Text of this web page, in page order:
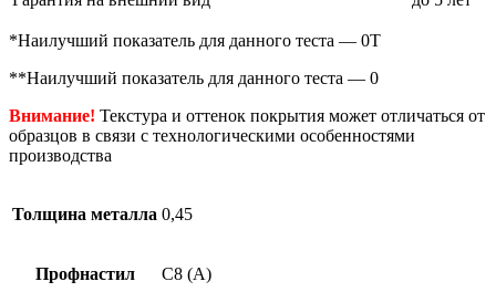
*Наилучший показатель для данного теста — 0Т
**Наилучший показатель для данного теста — 0
Внимание! Текстура и оттенок покрытия может отличаться от
образцов в связи с технологическими особенностями
производства
Толщина металла 0,45
Профнастил С8 (А)